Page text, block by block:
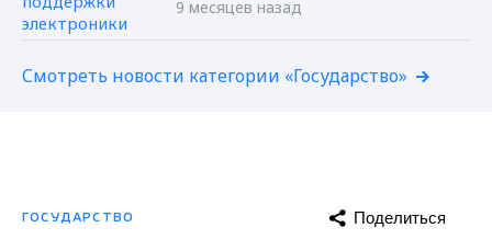
9 месяцев назад
Смотреть новости категории «Государство»
ГОСУДАРСТВО Поделиться